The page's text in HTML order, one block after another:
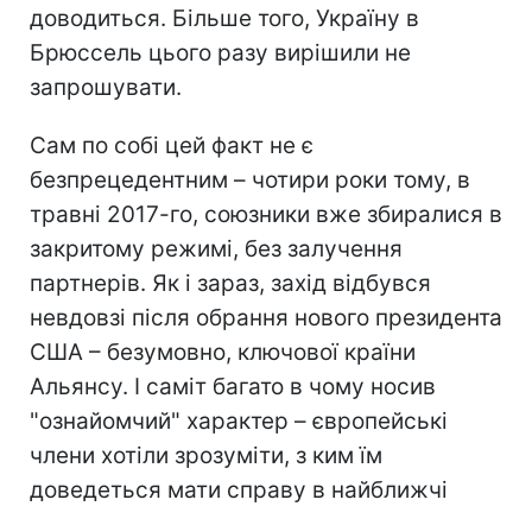
доводиться. Більше того, Україну в
Брюссель цього разу вирішили не
запрошувати.
Сам по собі цей факт не є
безпрецедентним – чотири роки тому, в
травні 2017-го, союзники вже збиралися в
закритому режимі, без залучення
партнерів. Як і зараз, захід відбувся
невдовзі після обрання нового президента
США – безумовно, ключової країни
Альянсу. І саміт багато в чому носив
"ознайомчий" характер – європейські
члени хотіли зрозуміти, з ким їм
доведеться мати справу в найближчі